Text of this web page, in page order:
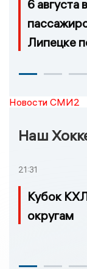
6 августа
Липецке
Новости СМИ2
Наш
21:31
Кубок
округам